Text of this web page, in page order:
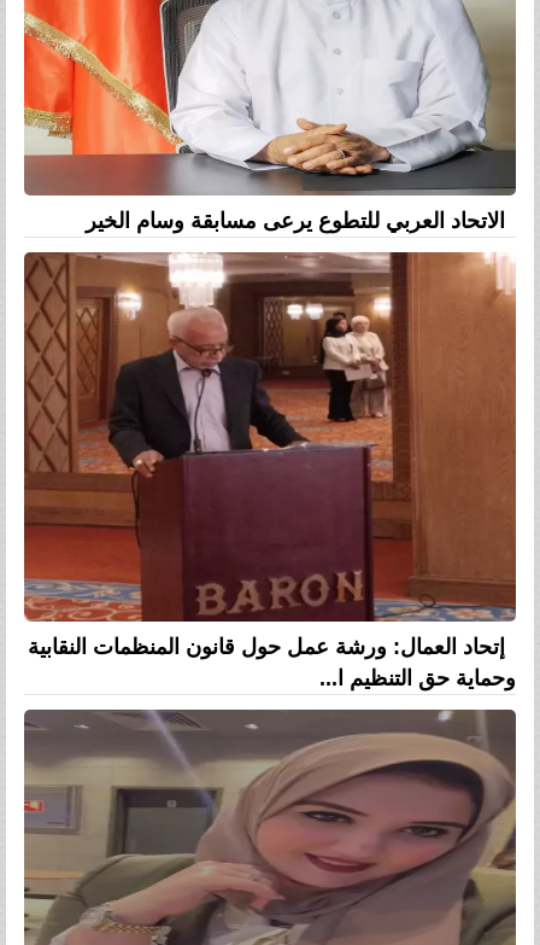
الاتحاد العربي للتطوع يرعى مسابقة وسام الخير
إتحاد العمال: ورشة عمل حول قانون المنظمات النقابية
وحماية حق التنظيم ا...